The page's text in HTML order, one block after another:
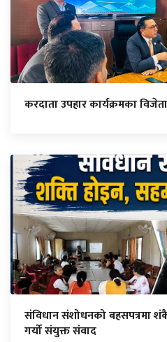
करदाता उपहार कार्यक्रमका
संविधान संशोधनको बहसपत्रमा
गर्यो संयुक्त संवाद